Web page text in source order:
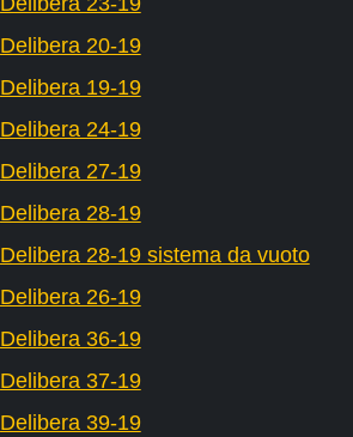
Delibera 20-19
Delibera 19-19
Delibera 24-19
Delibera 27-19
Delibera 28-19
Delibera 28-19 sistema da vuoto
Delibera 26-19
Delibera 36-19
Delibera 37-19
Delibera 39-19